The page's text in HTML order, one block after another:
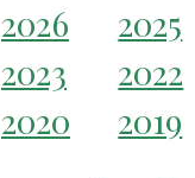
2026 2025
2023
2022
2020
2019